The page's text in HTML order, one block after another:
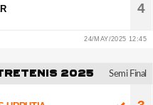
4
24/MAY/2025 12:45
2025 Semi Final